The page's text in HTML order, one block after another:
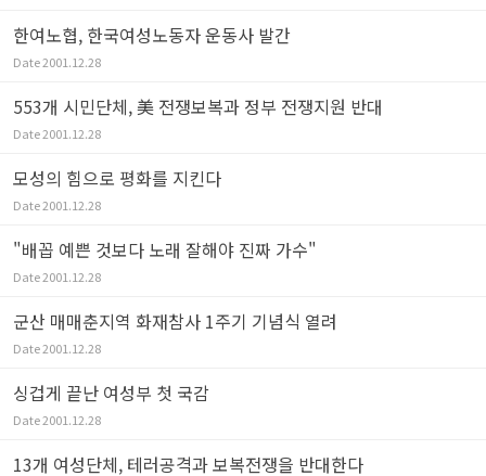
한여노협, 한국여성노동자 운동사 발간
Date2001.12.28
553개 시민단체, 美 전쟁보복과 정부 전쟁지원 반대
Date2001.12.28
모성의 힘으로 평화를 지킨다
Date2001.12.28
"배꼽 예쁜 것보다 노래 잘해야 진짜 가수"
Date2001.12.28
군산 매매춘지역 화재참사 1주기 기념식 열려
Date2001.12.28
싱겁게 끝난 여성부 첫 국감
Date2001.12.28
13개 여성단체, 테러공격과 보복전쟁을 반대한다